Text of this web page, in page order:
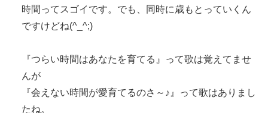
時間ってスゴイです。でも、同時に歳もとっていくん
ですけどね(^_^;)
『つらい時間はあなたを育てる』って歌は覚えてませ
んが
『会えない時間が愛育てるのさ～♪』って歌はありまし
たね。